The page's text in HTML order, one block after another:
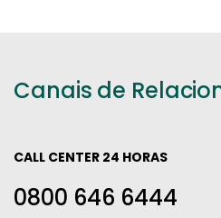
Canais de
CALL CENTER 24 HORAS
0800 646 6444